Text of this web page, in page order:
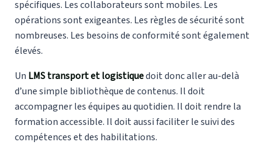
spécifiques. Les collaborateurs sont mobiles. Les
opérations sont exigeantes. Les règles de sécurité sont
nombreuses. Les besoins de conformité sont également
élevés.
Un LMS transport et logistiquedoit donc aller au-delà
d’une simple bibliothèque de contenus. Il doit
accompagner les équipes au quotidien. Il doit rendre la
formation accessible. Il doit aussi faciliter le suivi des
compétences et des habilitations.